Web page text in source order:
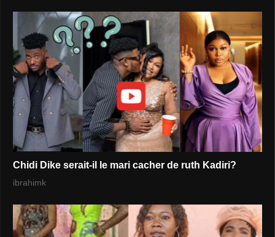
Chidi Dike serait-il le mari cacher de ruth Kadiri?
ibrahimk